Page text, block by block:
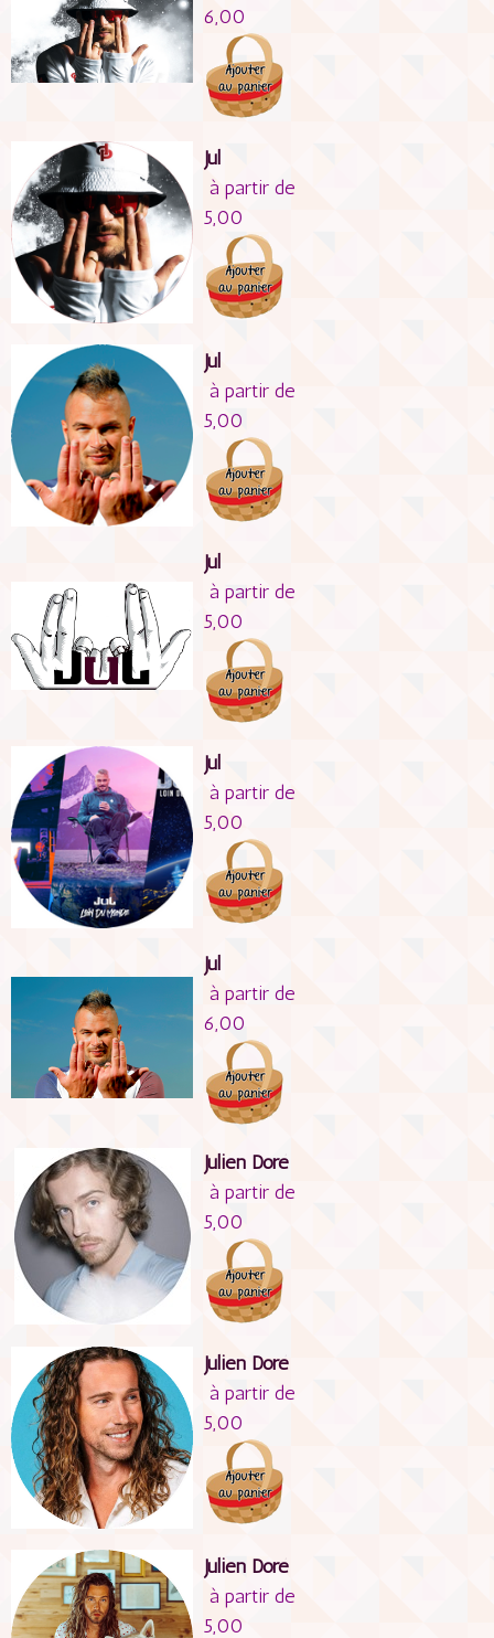
6,00
Jul
à partir de
5,00
Jul
à partir de
5,00
Jul
à partir de
5,00
Jul
à partir de
5,00
Jul
à partir de
6,00
Julien Doré
à partir de
5,00
Julien Doré
à partir de
5,00
Julien Doré
à partir de
5,00